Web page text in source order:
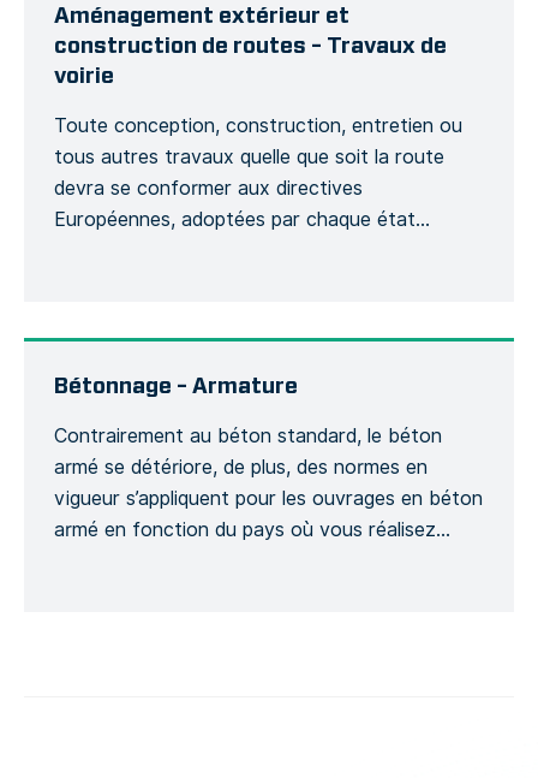
Aménagement extérieur et
construction de routes – Travaux de
voirie
Toute conception, construction, entretien ou
tous autres travaux quelle que soit la route
devra se conformer aux directives
Européennes, adoptées par chaque état
la voirie, des classements du niveau de sécurité,
l’entretien du réseau routier ainsi […]
Bétonnage – Armature
Contrairement au béton standard, le béton
armé se détériore, de plus, des normes en
vigueur s’appliquent pour les ouvrages en béton
armé en fonction du pays où vous réalisez